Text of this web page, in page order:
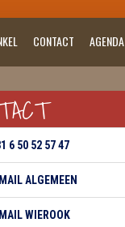
CONTACT AGENDA
6 50 52 57 47
ALGEMEEN
WIEROOK